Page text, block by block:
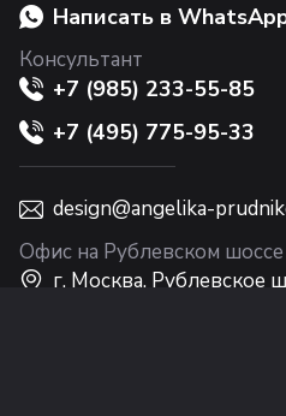
Написать в
Консультант
+7 (985) 233-55-85
+7 (495) 775-95-33
design@angelika-
Офис на Рублевском шоссе
г. Москва, Рублевское